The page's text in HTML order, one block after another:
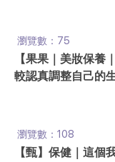
瀏覽數：75
【果果｜美妝保養
較認真調整自己的
瀏覽數：108
【甄】保健｜這